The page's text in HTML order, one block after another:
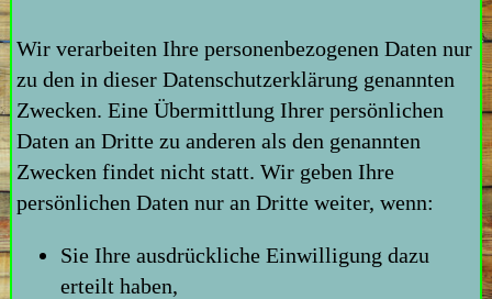
Wir verarbeiten Ihre personenbezogenen Daten nur
zu den in dieser Datenschutzerklärung genannten
Zwecken. Eine Übermittlung Ihrer persönlichen
Daten an Dritte zu anderen als den genannten
Zwecken findet nicht statt. Wir geben Ihre
persönlichen Daten nur an Dritte weiter, wenn:
Sie Ihre ausdrückliche Einwilligung dazu
erteilt haben,